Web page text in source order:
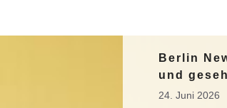
Berlin
und
24. Juni 2026